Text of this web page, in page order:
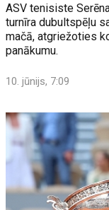
ASV tenisiste
turnīra dubultspēļu
mačā, atgriežoties
panākumu.
10. jūnijs, 7:09